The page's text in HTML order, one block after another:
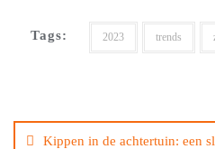
Tags: 2023 trends
navigatie
Kippen in de achtertuin: een